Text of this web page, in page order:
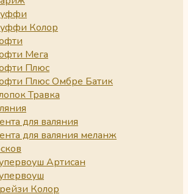
Колор
Мега
Плюс
Плюс Омбре Батик
Травка
для валяния
для валяния меланж
Артисан
Колор